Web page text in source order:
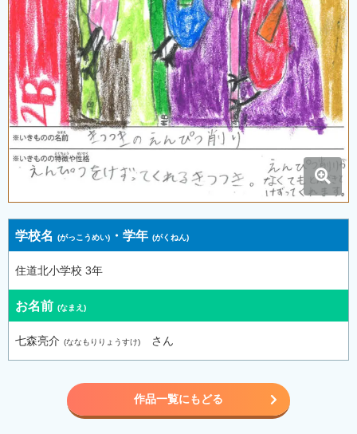
学校名 ・学年
住道北小学校 3年
お名前
七森亮介 さん
作品一覧にもどる